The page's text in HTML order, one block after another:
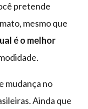
pretende
mesmo que
é o melhor
mudança no
Ainda que